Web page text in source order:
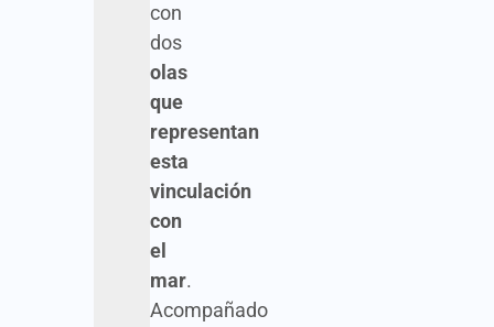
con
dos
olas
que
representan
esta
vinculación
con
el
mar.
Acompañado